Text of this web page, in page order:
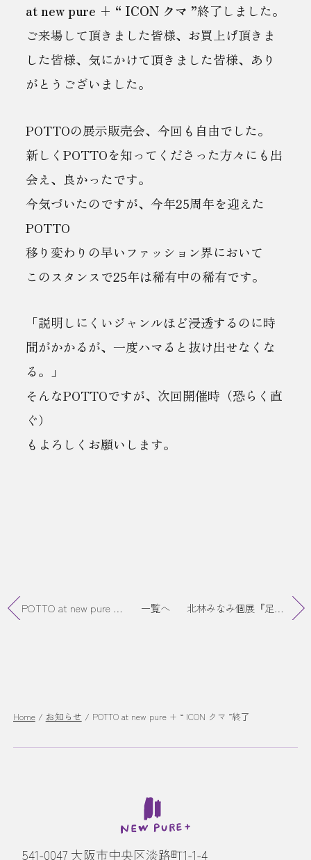
at new pure + “ ICON クマ ”終了しました。
ご来場して頂きました皆様、お買上げ頂きま
した皆様、気にかけて頂きました皆様、あり
がとうございました。
POTTOの展示販売会、今回も自由でした。
新しくPOTTOを知ってくださった方々にも出
会え、良かったです。
今気づいたのですが、今年25周年を迎えた
POTTO
移り変わりの早いファッション界において
このスタンスで25年は稀有中の稀有です。
「説明しにくいジャンルほど浸透するのに時
間がかかるが、一度ハマると抜け出せなくな
る。」
そんなPOTTOですが、次回開催時（恐らく直
ぐ）
もよろしくお願いします。
POTTO at new pure + “ ICON クマ ”Online販売スタート 一覧へ 北林みなみ個展『足跡をたどる』
Home / お知らせ / POTTO at new pure + “ ICON クマ ”終了
541-0047 大阪市中央区淡路町1-1-4